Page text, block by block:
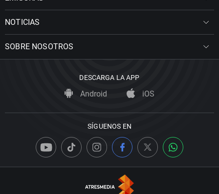
NOTICIAS
SOBRE NOSOTROS
DESCARGA LA APP
Android iOS
SÍGUENOS EN